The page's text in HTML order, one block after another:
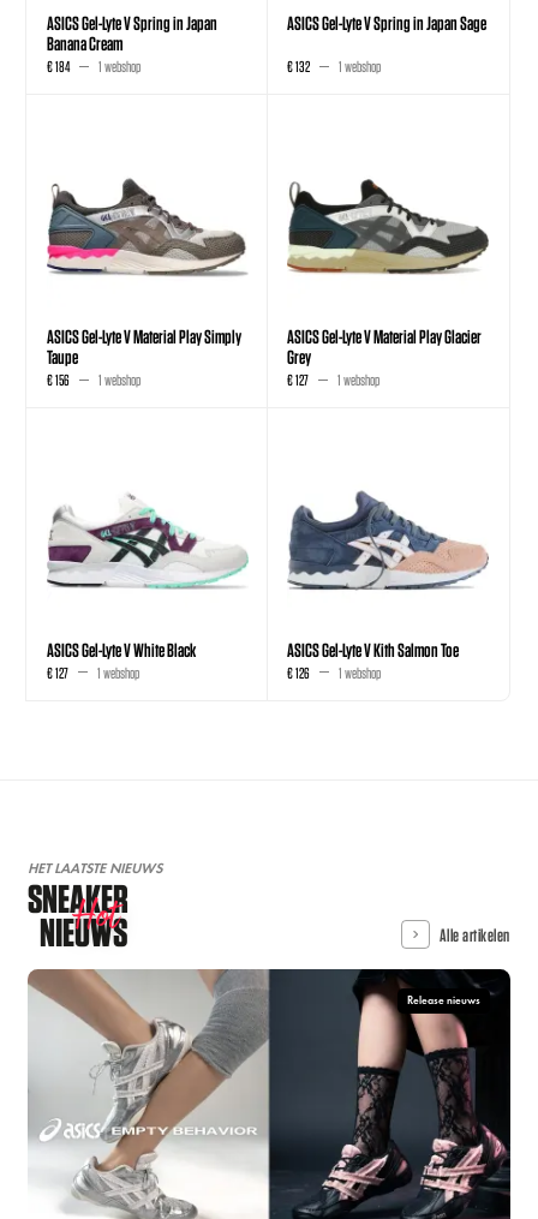
ASICS Gel-Lyte V Spring in Japan
Banana Cream
€ 184 1 webshop
ASICS Gel-Lyte V Spring in Japan Sage
€ 132 1 webshop
ASICS Gel-Lyte V Material Play Simply
Taupe
€ 156 1 webshop
ASICS Gel-Lyte V Material Play Glacier
Grey
€ 127 1 webshop
ASICS Gel-Lyte V White Black
€ 127 1 webshop
ASICS Gel-Lyte V Kith Salmon Toe
€ 126 1 webshop
HET LAATSTE NIEUWS
SNEAKER
NIEUWS
Hot Alle artikelen
Release nieuws